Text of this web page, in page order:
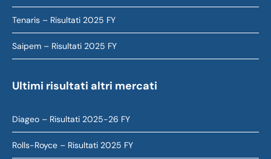
Tenaris – Risultati 2025 FY
Saipem – Risultati 2025 FY
Ultimi risultati altri mercati
Diageo – Risultati 2025-26 FY
Rolls-Royce – Risultati 2025 FY